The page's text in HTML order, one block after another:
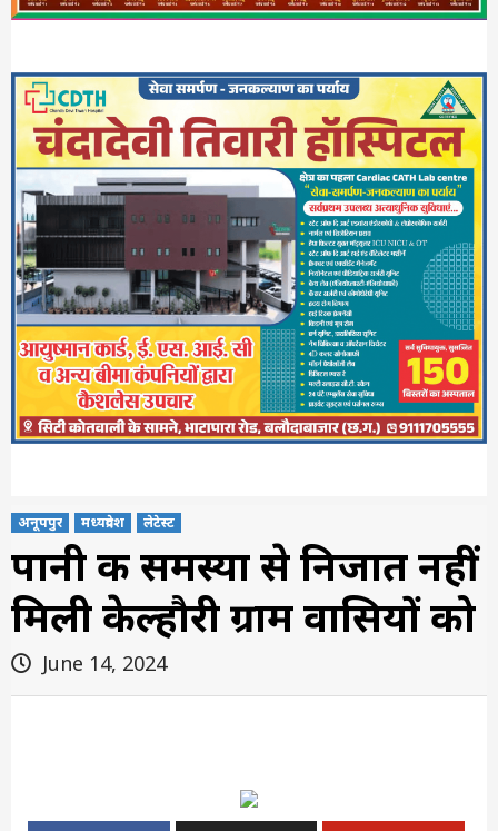
अनूपपुर मध्यप्रदेश लेटेस्ट
पानी की समस्या से निजात नहीं
मिली केल्हौरी ग्राम वासियों को
June 14, 2024